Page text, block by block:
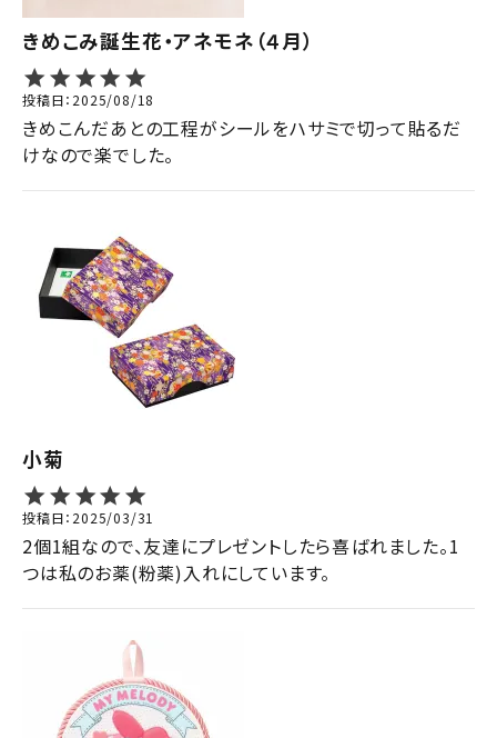
きめこみ誕生花・アネモネ（４月）
投稿日 2025/08/18
きめこんだあとの工程がシールをハサミで切って貼るだ
けなので楽でした。
小菊
投稿日 2025/03/31
2個1組なので、友達にプレゼントしたら喜ばれました。1
つは私のお薬(粉薬)入れにしています。